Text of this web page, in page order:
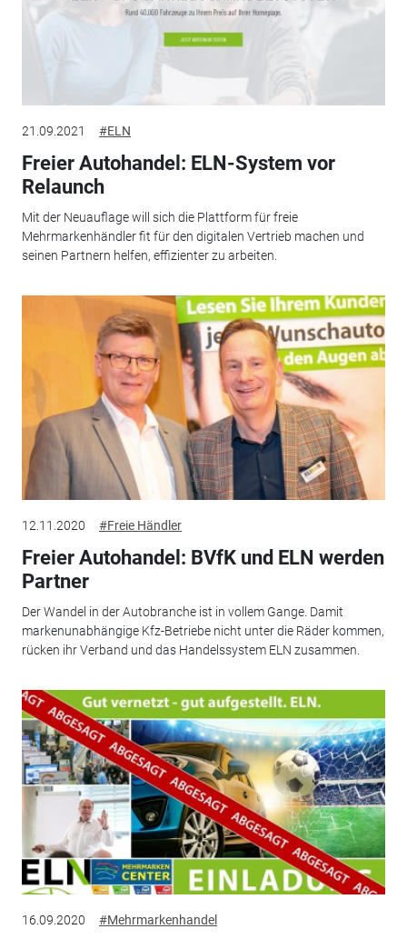
21.09.2021 #ELN
Freier Autohandel: ELN-System vor
Relaunch
Mit der Neuauflage will sich die Plattform für freie
Mehrmarkenhändler fit für den digitalen Vertrieb machen und
seinen Partnern helfen, effizienter zu arbeiten.
12.11.2020 #Freie Händler
Freier Autohandel: BVfK und ELN werden
Partner
Der Wandel in der Autobranche ist in vollem Gange. Damit
markenunabhängige Kfz-Betriebe nicht unter die Räder kommen,
rücken ihr Verband und das Handelssystem ELN zusammen.
16.09.2020 #Mehrmarkenhandel